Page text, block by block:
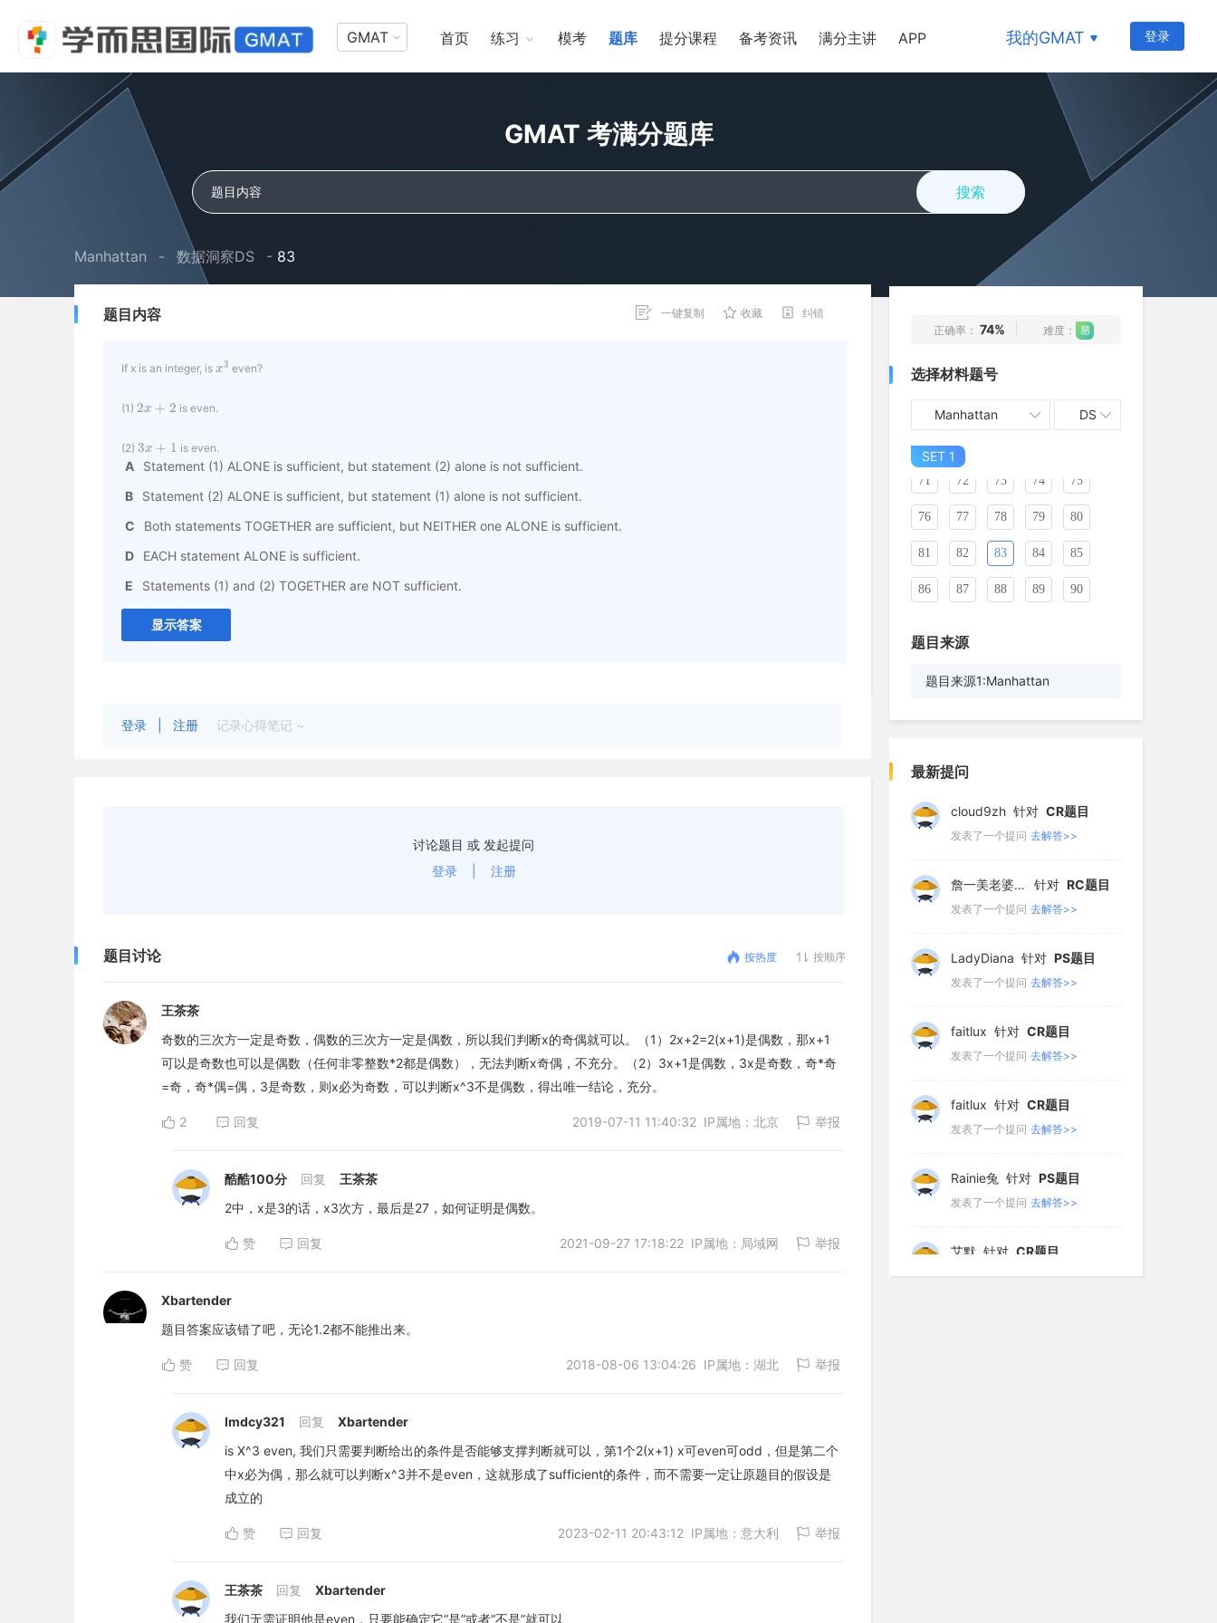
GMAT 首页 练习 模考 题库 提分课程 备考资讯 满分主讲 APP 我的GMAT 登录
GMAT 考满分题库
搜索
Manhattan - 数据洞察DS - 83
题目内容 一键复制 收藏 纠错
If x is an integer, is x3 even?
(1) 2x + 2 is even.
(2) 3x + 1 is even.
A
Statement (1) ALONE is sufficient, but statement (2) alone is not sufficient.
B
Statement (2) ALONE is sufficient, but statement (1) alone is not sufficient.
C
Both statements TOGETHER are sufficient, but NEITHER one ALONE is sufficient.
D
EACH statement ALONE is sufficient.
E
Statements (1) and (2) TOGETHER are NOT sufficient.
显示答案
登录 注册 记录心得笔记 ~
讨论题目 或 发起提问
登录
注册
题目讨论 按热度 按顺序
王茶茶
奇数的三次方一定是奇数，偶数的三次方一定是偶数，所以我们判断x的奇偶就可以。（1）2x+2=2(x+1)是偶数，那x+1
可以是奇数也可以是偶数（任何非零整数*2都是偶数），无法判断x奇偶，不充分。（2）3x+1是偶数，3x是奇数，奇*奇
=奇，奇*偶=偶，3是奇数，则x必为奇数，可以判断x^3不是偶数，得出唯一结论，充分。
2 回复 2019-07-11 11:40:32 IP属地：北京 举报
回复
取消
酷酷100分 回复
王茶茶
2中，x是3的话，x3次方，最后是27，如何证明是偶数。
赞 回复 2021-09-27 17:18:22 IP属地：局域网 举报
回复
取消
Xbartender
题目答案应该错了吧，无论1.2都不能推出来。
赞 回复 2018-08-06 13:04:26 IP属地：湖北 举报
lmdcy321 回复
Xbartender
is X^3 even, 我们只需要判断给出的条件是否能够支撑判断就可以，第1个2(x+1) x可even可odd，但是第二个
中x必为偶，那么就可以判断x^3并不是even，这就形成了sufficient的条件，而不需要一定让原题目的假设是
成立的
赞 回复 2023-02-11 20:43:12 IP属地：意大利 举报
王茶茶 回复
Xbartender
我们无需证明他是even，只要能确定它“是”或者“不是”就可以
正确率： 74% 难度：
选择材料题号
Manhattan DS
SET 1
11 13 14 15
30
32
39
43
52 53 54 55
56 57 58
62 65
66 67
71 72 73 74 75
76 77 78 79 80
81 82 83 84 85
86 87 88 89 90
题目来源
题目来源1:Manhattan
最新提问
发表了一个提问
cloud9zh 针对 CR题目
发表了一个提问 去解答>>
詹一美老婆不认输 针对 RC题目
发表了一个提问 去解答>>
LadyDiana 针对 PS题目
发表了一个提问 去解答>>
faitlux 针对 CR题目
发表了一个提问 去解答>>
faitlux 针对 CR题目
发表了一个提问 去解答>>
Rainie兔 针对 PS题目
发表了一个提问 去解答>>
艾默 针对 CR题目
发表了一个提问 去解答>>